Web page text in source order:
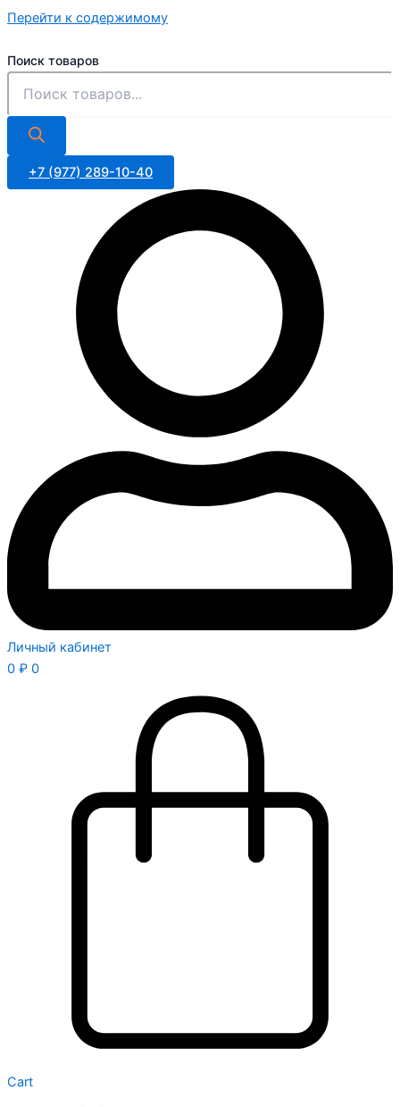
Перейти к содержимому
Поиск товаров
+7 (977) 289-10-40
Личный кабинет
0 ₽ 0
Cart